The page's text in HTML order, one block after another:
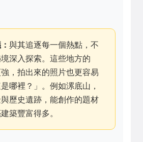
與其追逐每一個熱點，不
深入探索。這些地方的
強，拍出來的照片也更容易
哪裡？」。例如漯底山，
歷史遺跡，能創作的題材
築豐富得多。